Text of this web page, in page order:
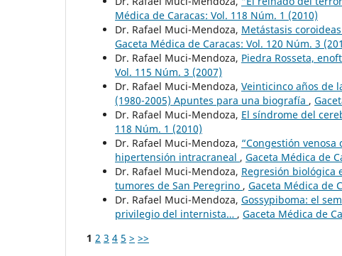
Médica de Caracas: Vol. 118 Núm. 1 (2010)
Dr. Rafael Muci-Mendoza, Metástasis
Gaceta Médica de Caracas: Vol. 120 Núm. 3
Dr. Rafael Muci-Mendoza, Piedra Rosseta,
Vol. 115 Núm. 3 (2007)
Dr. Rafael Muci-Mendoza, Veinticinco años de
(1980-2005) Apuntes para una biografía ,
Dr. Rafael Muci-Mendoza, El síndrome del
118 Núm. 1 (2010)
Dr. Rafael Muci-Mendoza, “Congestión
hipertensión intracraneal , Gaceta Médica de
Dr. Rafael Muci-Mendoza, Regresión biológica
tumores de San Peregrino , Gaceta Médica de
Dr. Rafael Muci-Mendoza, Gossypiboma: el
privilegio del internista… , Gaceta Médica de
1 2 3 4 5 > >>